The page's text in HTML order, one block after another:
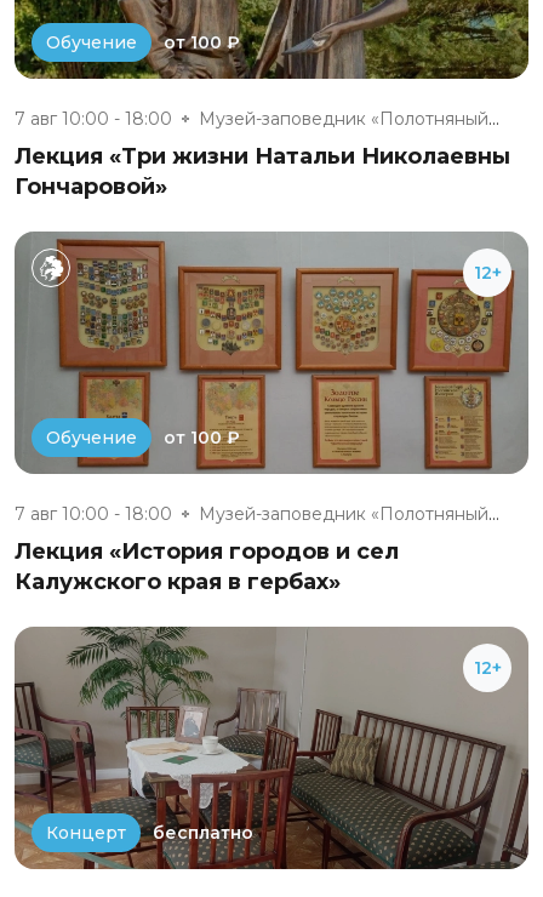
Обучение от 100 ₽
7 авг 10:00 - 18:00 Музей-заповедник «Полотняный З...
Лекция «Три жизни Натальи Николаевны
Гончаровой»
12+
Обучение от 100 ₽
7 авг 10:00 - 18:00 Музей-заповедник «Полотняный З...
Лекция «История городов и сел
Калужского края в гербах»
12+
Концерт бесплатно